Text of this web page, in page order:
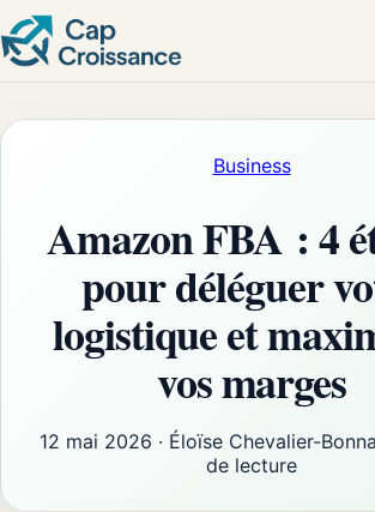
Business
Amazon FBA : 4
pour déléguer
logistique et
vos marges
12 mai 2026 · Éloïse Chevalier-
de lecture